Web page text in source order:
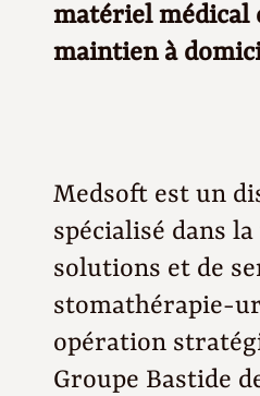
matériel médical
maintien à
Medsoft est un
spécialisé dans la
solutions et de
stomathérapie-
opération
Groupe Bastide